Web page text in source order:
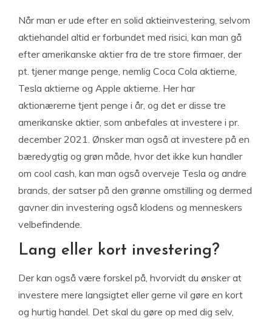
Når man er ude efter en solid aktieinvestering, selvom
aktiehandel altid er forbundet med risici, kan man gå
efter amerikanske aktier fra de tre store firmaer, der
pt. tjener mange penge, nemlig Coca Cola aktierne,
Tesla aktierne og Apple aktierne. Her har
aktionærerne tjent penge i år, og det er disse tre
amerikanske aktier, som anbefales at investere i pr.
december 2021. Ønsker man også at investere på en
bæredygtig og grøn måde, hvor det ikke kun handler
om cool cash, kan man også overveje Tesla og andre
brands, der satser på den grønne omstilling og dermed
gavner din investering også klodens og menneskers
velbefindende.
Lang eller kort investering?
Der kan også være forskel på, hvorvidt du ønsker at
investere mere langsigtet eller gerne vil gøre en kort
og hurtig handel. Det skal du gøre op med dig selv,